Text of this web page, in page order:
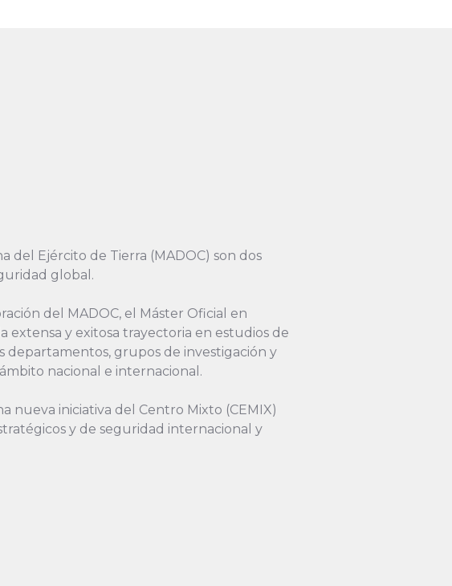
del Ejército de Tierra (MADOC) son dos
global.
del MADOC, el Máster Oficial en
extensa y exitosa trayectoria en estudios de
departamentos, grupos de investigación y
nacional e internacional.
nueva iniciativa del Centro Mixto (CEMIX)
y de seguridad internacional y